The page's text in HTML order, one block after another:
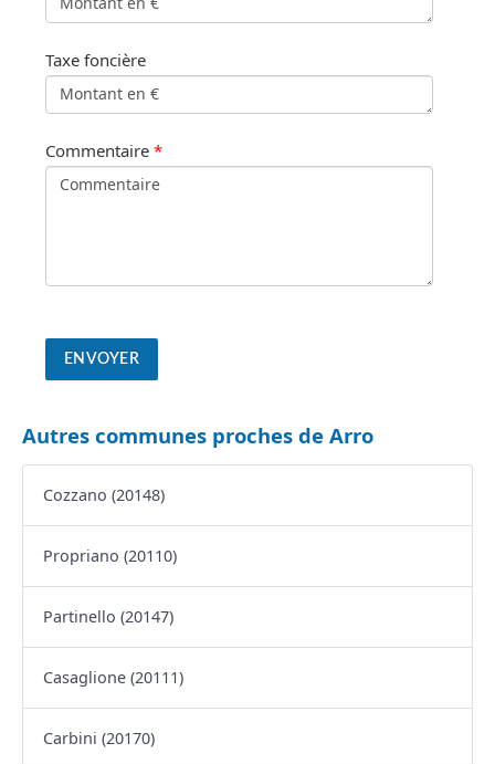
Taxe foncière
Commentaire *
Autres communes proches de Arro
Cozzano (20148)
Propriano (20110)
Partinello (20147)
Casaglione (20111)
Carbini (20170)